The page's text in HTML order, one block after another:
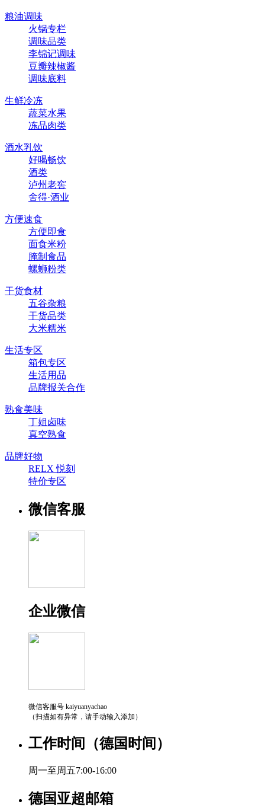
粮油调味
火锅专栏
调味品类
李锦记调味
豆瓣辣椒酱
调味底料
生鲜冷冻
蔬菜水果
冻品肉类
酒水乳饮
好喝畅饮
酒类
泸州老窖
舍得·酒业
方便速食
方便即食
面食米粉
腌制食品
螺蛳粉类
干货食材
五谷杂粮
干货品类
大米糯米
生活专区
箱包专区
生活用品
品牌报关合作
熟食美味
丁姐卤味
真空熟食
品牌好物
RELX 悦刻
特价专区
微信客服
企业微信
微信客服号 kaiyuanyachao
（扫描如有异常，请手动输入添加）
工作时间（德国时间）
周一至周五7:00-16:00
德国亚超邮箱